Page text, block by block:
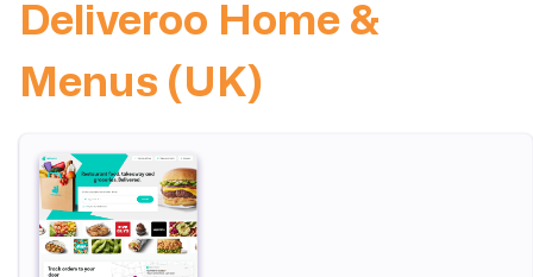
Deliveroo Home &
Menus (UK)